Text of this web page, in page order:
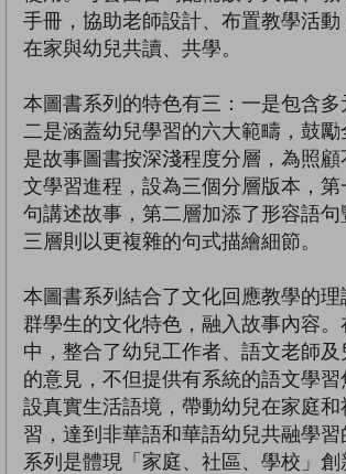
手冊，協助老師設計、布置教學活
在家與幼兒共讀、共學。
本圖書系列的特色有三：一是包含多
二是涵蓋幼兒學習的六大範疇，鼓勵
是故事圖書按深淺程度分層，為照顧
文學習進程，設為三個分層版本，
句講述故事，第二層加添了形容語
三層則以更複雜的句式描繪細節。
本圖書系列結合了文化回應教學的理
群學生的文化特色，融入故事內容。
中，整合了幼兒工作者、語文老師
的意見，不但提供有系統的語文學習
設真實生活語境，帶動幼兒在家庭和
習，達到非華語和華語幼兒共融學
系列是體現「家庭、社區、學校」